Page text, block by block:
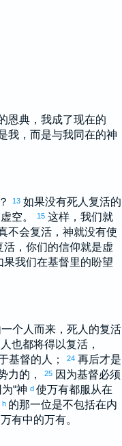
恩典，我成了现在的
我，而是与我同在的神
13 如果没有死人复活的
空。 15 这样，我们就
不会复活，神就没有使
活，你们的信仰就是虚
果我们在基督里的盼望
个人而来，死人的复活
也都将得以复活，
基督的人； 24 再后才是
力的，
25 因为基督必须
为“神 d 使万有都服从在
h 的那一位是不包括在内
有中的万有。